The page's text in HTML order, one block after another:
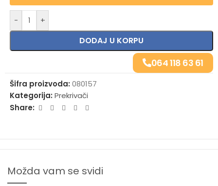
- +
DODAJ U KORPU
064 118 63 61
Šifra proizvoda: 080157
Kategorija: Prekrivači
Share:
Možda vam se svidi